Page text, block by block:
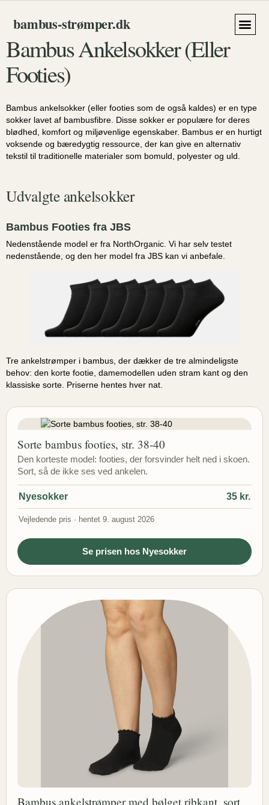
bambus‑strømper.dk
Bambus Ankelsokker (eller
Footies)
Bambus ankelsokker (eller footies som de også kaldes) er en type
sokker lavet af bambusfibre. Disse sokker er populære for deres
blødhed, komfort og miljøvenlige egenskaber. Bambus er en hurtigt
voksende og bæredygtig ressource, der kan give en alternativ
tekstil til traditionelle materialer som bomuld, polyester og uld.
Udvalgte ankelsokker
Bambus Footies fra JBS
Nedenstående model er fra NorthOrganic. Vi har selv testet
nedenstående, og den her model fra JBS kan vi anbefale.
Tre ankelstrømper i bambus, der dækker de tre almindeligste
behov: den korte footie, damemodellen uden stram kant og den
klassiske sorte. Priserne hentes hver nat.
Sorte bambus footies, str. 38-40
Den korteste model: footies, der forsvinder helt ned i skoen.
Sort, så de ikke ses ved ankelen.
Nyesokker 35 kr.
Vejledende pris · hentet 9. august 2026
Se prisen hos Nyesokker
Bambus ankelstrømper med bølget ribkant, sort